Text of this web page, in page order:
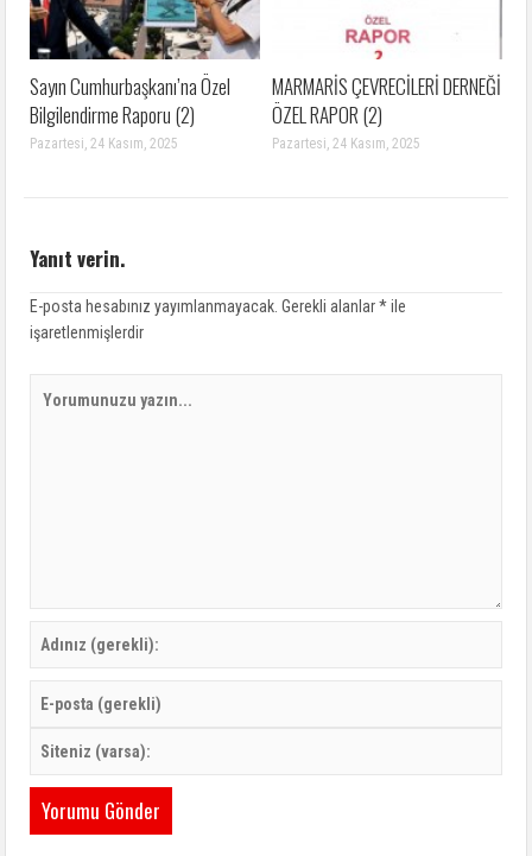
Sayın Cumhurbaşkanı’na Özel
Bilgilendirme Raporu (2)
Pazartesi, 24 Kasım, 2025
MARMARİS ÇEVRECİLERİ DERNEĞİ
ÖZEL RAPOR (2)
Pazartesi, 24 Kasım, 2025
Yanıt verin.
E-posta hesabınız yayımlanmayacak. Gerekli alanlar*ile
işaretlenmişlerdir